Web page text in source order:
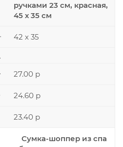
ручками 23 см, красная,
45 х 35 см
42 х 35
27.00 р
24.60 р
23.40 р
Сумка-шоппер из спа